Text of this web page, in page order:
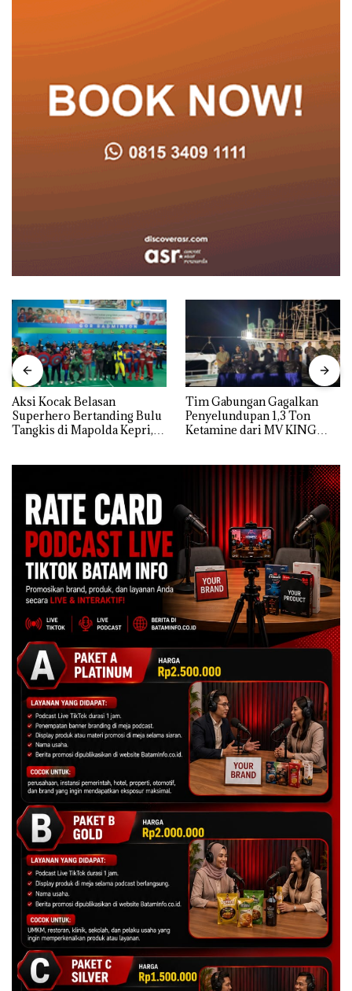
Aksi Kocak Belasan
Superhero Bertanding Bulu
Tangkis di Mapolda Kepri,
Tim Gabungan Gagalkan
Penyelundupan 1,3 Ton
Ketamine dari MV KING